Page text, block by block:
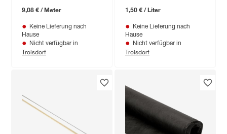
9,08 € / Meter
Keine Lieferung nach
Hause
Nicht verfügbar in
Troisdorf
1,50 € / Liter
Keine Lieferung nach
Hause
Nicht verfügbar in
Troisdorf